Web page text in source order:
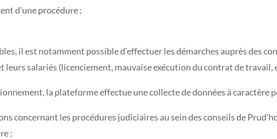
d’une procédure ;
il est notamment possible d’effectuer les démarches auprès des
leurs salariés (licenciement, mauvaise exécution du contrat de travail,
la plateforme effectue une collecte de données à caractère
concernant les procédures judiciaires au sein des conseils de
;